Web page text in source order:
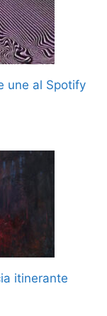
une al Spotify
itinerante